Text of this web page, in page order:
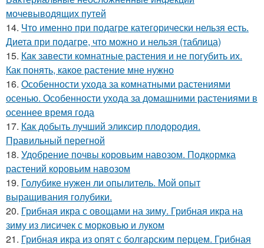
мочевыводящих путей
14. Что именно при подагре категорически нельзя есть.
Диета при подагре, что можно и нельзя (таблица)
15. Как завести комнатные растения и не погубить их.
Как понять, какое растение мне нужно
16. Особенности ухода за комнатными растениями
осенью. Особенности ухода за домашними растениями в
осеннее время года
17. Как добыть лучший эликсир плодородия.
Правильный перегной
18. Удобрение почвы коровьим навозом. Подкормка
растений коровьим навозом
19. Голубике нужен ли опылитель. Мой опыт
выращивания голубики.
20. Грибная икра с овощами на зиму. Грибная икра на
зиму из лисичек с морковью и луком
21. Грибная икра из опят с болгарским перцем. Грибная